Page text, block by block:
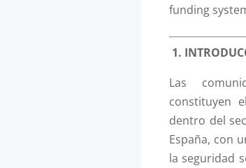
funding
1.
Las
constituyen
dentro del
España, con
la seguridad